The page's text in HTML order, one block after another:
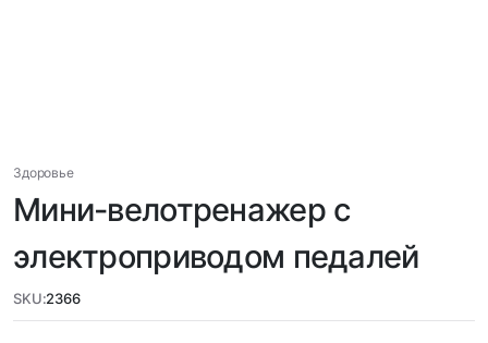
Здоровье
Мини-велотренажер c
электроприводом педалей
SKU:2366